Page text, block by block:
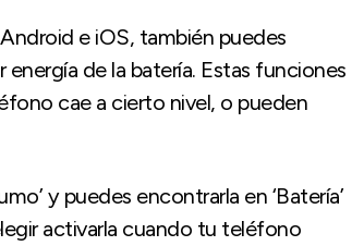
e iOS, también puedes
de la batería. Estas funciones
cae a cierto nivel, o pueden
y puedes encontrarla en ‘Batería’
activarla cuando tu teléfono